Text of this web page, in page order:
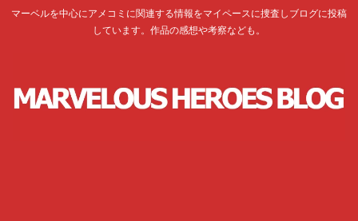
マーベルを中心にアメコミに関連する情報をマイペースに捜査しブログに投稿
しています。作品の感想や考察なども。